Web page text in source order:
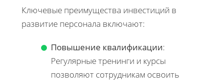
Ключевые преимущества инвестиций в
развитие персонала включают:
Повышение квалификации:
Регулярные тренинги и курсы
позволяют сотрудникам освоить